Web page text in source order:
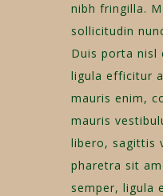
nibh fringilla.
sollicitudin
Duis porta nisl
ligula efficitur
mauris enim,
mauris
libero, sagittis
pharetra sit
semper, ligula